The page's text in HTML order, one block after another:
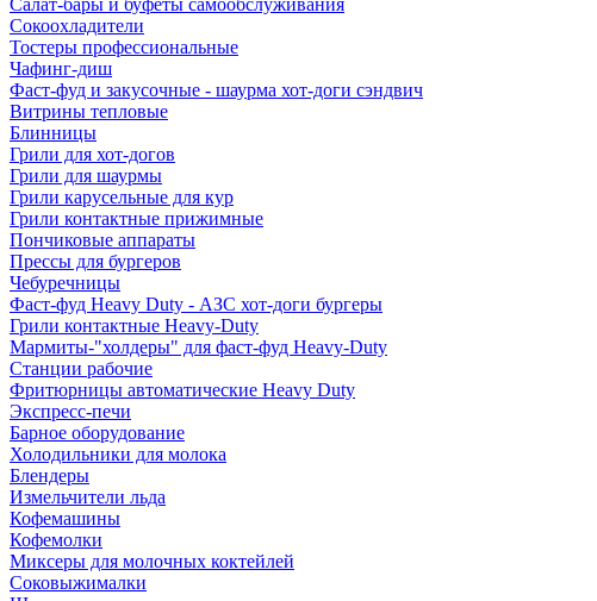
Салат-бары и буфеты самообслуживания
Сокоохладители
Тостеры профессиональные
Чафинг-диш
Фаст-фуд и закусочные - шаурма хот-доги сэндвич
Витрины тепловые
Блинницы
Грили для хот-догов
Грили для шаурмы
Грили карусельные для кур
Грили контактные прижимные
Пончиковые аппараты
Прессы для бургеров
Чебуречницы
Фаст-фуд Heavy Duty - АЗС хот-доги бургеры
Грили контактные Heavy-Duty
Мармиты-"холдеры" для фаст-фуд Heavy-Duty
Станции рабочие
Фритюрницы автоматические Heavy Duty
Экспресс-печи
Барное оборудование
Холодильники для молока
Блендеры
Измельчители льда
Кофемашины
Кофемолки
Миксеры для молочных коктейлей
Соковыжималки